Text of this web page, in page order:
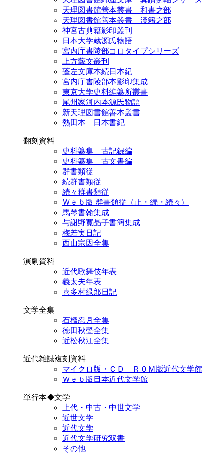
天理図書館善本叢書 和書之部
天理図書館善本叢書 漢籍之部
神宮古典籍影印叢刊
日本大学蔵源氏物語
宮内庁書陵部コロタイプシリーズ
上方藝文叢刊
蓬左文庫本続日本紀
宮内庁書陵部本影印集成
東京大学史料編纂所叢書
尾州家河内本源氏物語
新天理図書館善本叢書
熱田本 日本書紀
翻刻資料
史料纂集 古記録編
史料纂集 古文書編
群書類従
続群書類従
続々群書類従
Ｗｅｂ版 群書類従（正・続・続々）
馬琴書翰集成
与謝野寛晶子書簡集成
梅若実日記
西山宗因全集
演劇資料
近代歌舞伎年表
義太夫年表
喜多村緑郎日記
文学全集
石橋忍月全集
徳田秋聲全集
近松秋江全集
近代雑誌複刻資料
マイクロ版・ＣＤ―ＲＯＭ版近代文学館
Ｗｅｂ版日本近代文学館
単行本◆文学
上代・中古・中世文学
近世文学
近代文学
近代文学研究双書
その他